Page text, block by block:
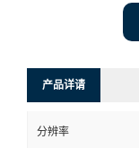
产品详请
分辨率